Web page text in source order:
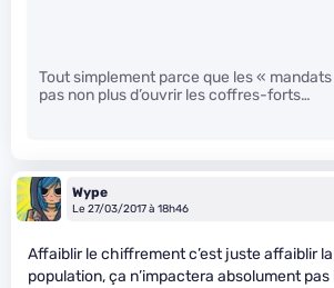
Tout simplement parce que les «
pas non plus d’ouvrir les coffres-forts…
Wype
Le 27/03/2017 à 18h46
Affaiblir le chiffrement c’est juste affaiblir
population, ça n’impactera absolument